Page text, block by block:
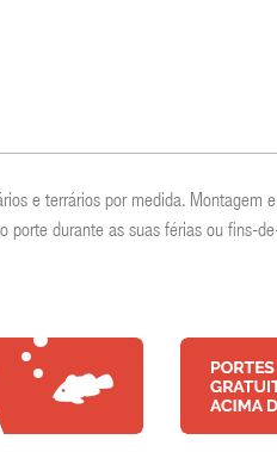
e terrários por medida. Montagem
porte durante as suas férias ou fins-